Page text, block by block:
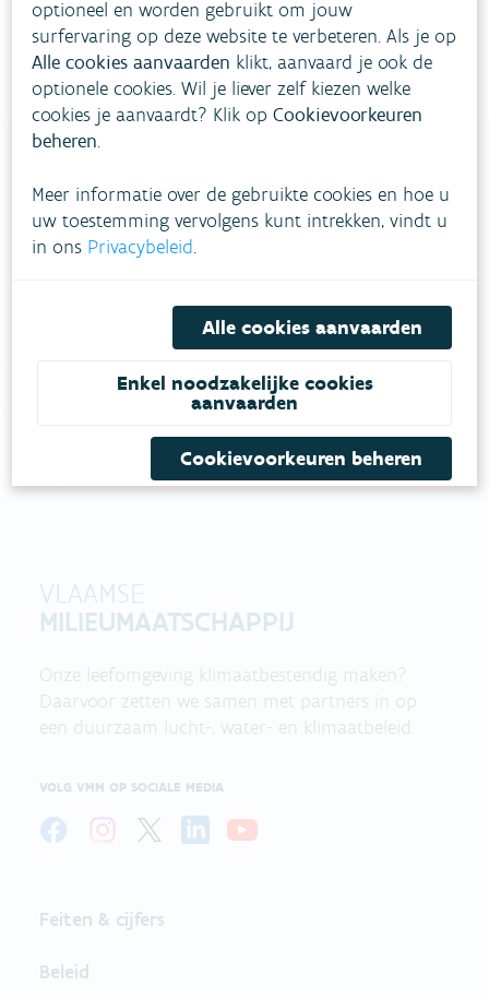
Heb je vragen?
Niet gevonden wat je zocht? Vul ons
contactformulier in.
VLAAMSE
MILIEUMAATSCHAPPIJ
Onze leefomgeving klimaatbestendig maken?
Daarvoor zetten we samen met partners in op
een duurzaam lucht-, water- en klimaatbeleid.
VOLG VMM OP SOCIALE MEDIA
Feiten & cijfers
Beleid
optioneel en worden gebruikt om jouw
surfervaring op deze website te verbeteren. Als je op
Alle cookies aanvaarden klikt, aanvaard je ook de
optionele cookies. Wil je liever zelf kiezen welke
cookies je aanvaardt? Klik opCookievoorkeuren
beheren.
Meer informatie over de gebruikte cookies en hoe u
uw toestemming vervolgens kunt intrekken, vindt u
in ons Privacybeleid.
Alle cookies aanvaarden
Enkel noodzakelijke cookies
aanvaarden
Cookievoorkeuren beheren